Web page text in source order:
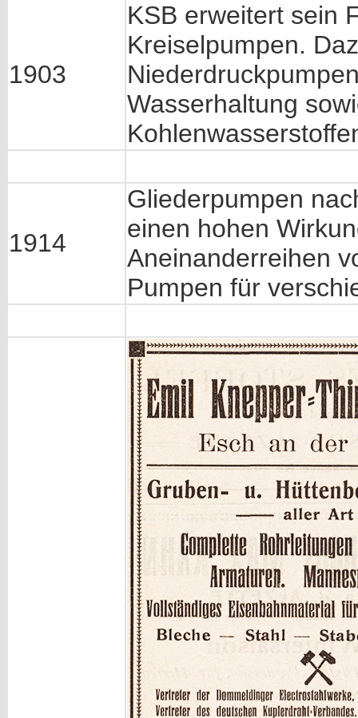
1903
KSB erweitert sein
Kreiselpumpen.
Wasserhaltung
1914
Gliederpumpen
einen hohen
Aneinanderreihen
Pumpen für